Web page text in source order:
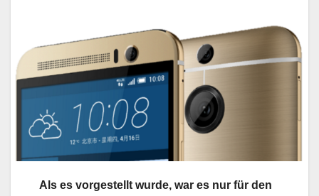
Als es vorgestellt wurde, war es nur für den